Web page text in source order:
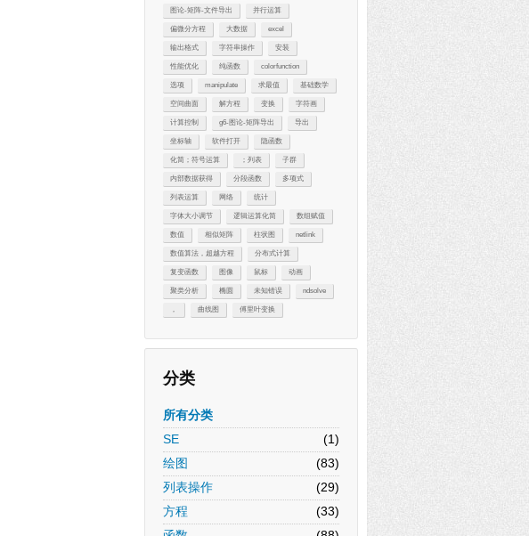
图论-矩阵-文件导出 并行运算
偏微分方程 大数据 excel
输出格式 字符串操作 安装
性能优化 纯函数 colorfunction
选项 manipulate 求最值 基础数学
空间曲面 解方程 变换 字符画
计算控制 g6-图论-矩阵导出 导出
坐标轴 软件打开 隐函数
化简；符号运算 ；列表 子群
内部数据获得 分段函数 多项式
列表运算 网络 统计
字体大小调节 逻辑运算化简 数组赋值
数值 相似矩阵 柱状图 netlink
数值算法，超越方程 分布式计算
复变函数 图像 鼠标 动画
聚类分析 椭圆 未知错误 ndsolve
， 曲线图 傅里叶变换
分类
所有分类
SE
(1)
绘图
(83)
列表操作
(29)
方程
(33)